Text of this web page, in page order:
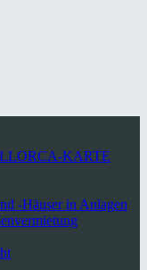
KARTE
-Häuser in Anlagen